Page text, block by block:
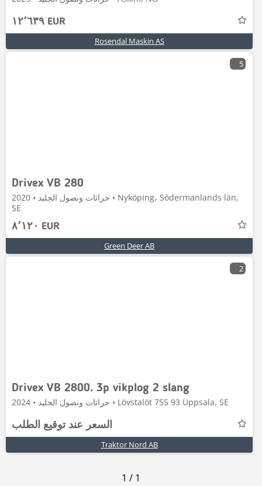
١٢٬٦٣٩ EUR
Rosendal Maskin AS
5
Drivex VB 280
حراثات ونصول الجليد • 2020 • Nyköping، Södermanlands län,
SE
٨٬١٢٠ EUR
Green Deer AB
2
Drivex VB 2800. 3p vikplog 2 slang
حراثات ونصول الجليد • 2024 • Lövstalöt 755 93 Uppsala, SE
السعر عند توقيع الطلب
Traktor Nord AB
1 / 1